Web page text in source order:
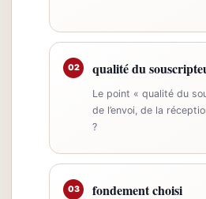
02 qualité du
Le point « qualité du
de l’envoi, de la
?
03 fondement choisi